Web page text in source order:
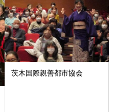
茨木国際親善都市協会